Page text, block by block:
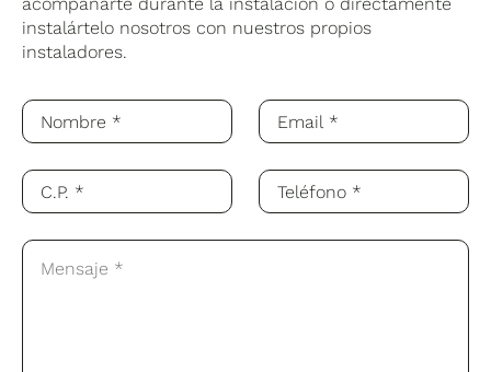
instalártelo nosotros con nuestros propios
instaladores.